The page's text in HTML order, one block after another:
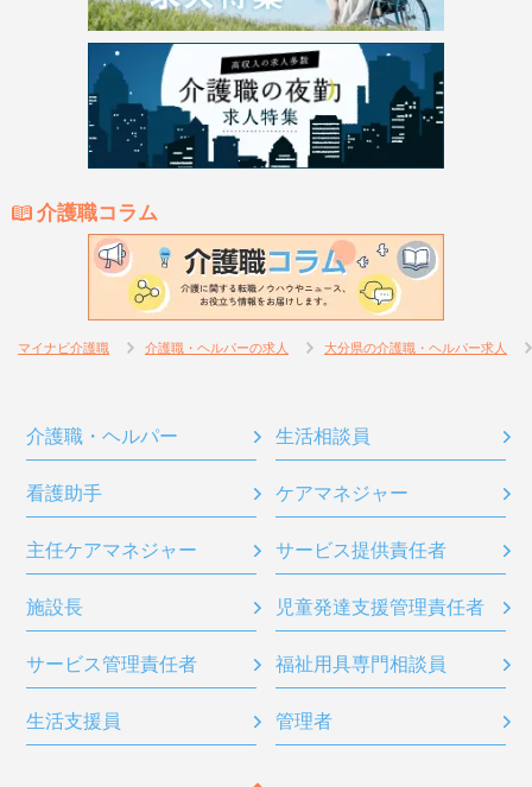
介護職コラム
マイナビ介護職 介護職・ヘルパーの求人 大分県の介護職・ヘルパー求人
介護職・ヘルパー 生活相談員
看護助手 ケアマネジャー
主任ケアマネジャー サービス提供責任者
施設長 児童発達支援管理責任者
サービス管理責任者 福祉用具専門相談員
生活支援員 管理者